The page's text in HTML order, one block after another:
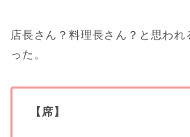
店長さん？料理長さん？と思わ
った。
【席】